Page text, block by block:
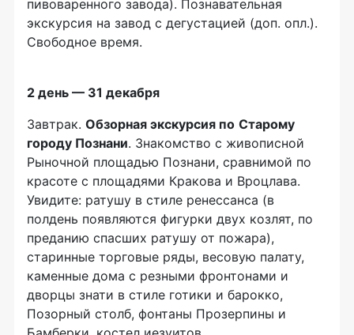
пивоваренного завода). Познавательная
экскурсия на завод с дегустацией (доп. опл.).
Свободное время.
2 день — 31 декабря
Завтрак. Обзорная экскурсия по Старому
городу Познани. Знакомство с живописной
Рыночной площадью Познани, сравнимой по
красоте с площадями Кракова и Вроцлава.
Увидите: ратушу в стиле ренессанса (в
полдень появляются фигурки двух козлят, по
преданию спасших ратушу от пожара),
старинные торговые ряды, весовую палату,
каменные дома с резными фронтонами и
дворцы знати в стиле готики и барокко,
Позорный столб, фонтаны Прозерпины и